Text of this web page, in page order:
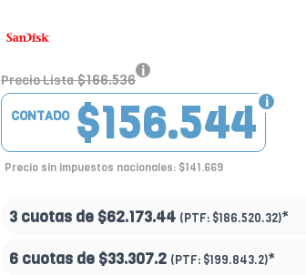
Precio Lista $166.536
$156.544
CONTADO
Precio sin impuestos nacionales: $141.669
3 cuotas de $62.173.44 (PTF: $186.520.32)*
6 cuotas de $33.307.2 (PTF: $199.843.2)*